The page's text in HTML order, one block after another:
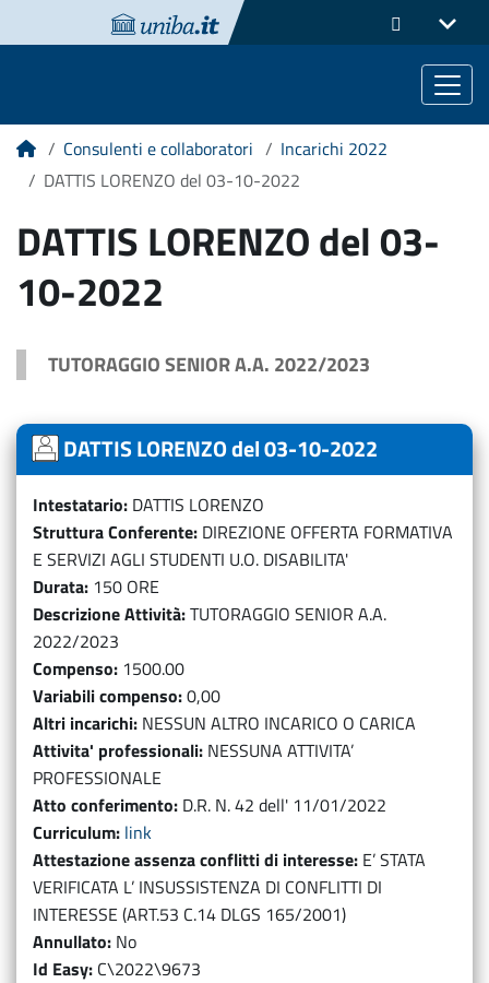
HomeConsulenti e collaboratori
Incarichi 2022
DATTIS LORENZO del 03-10-2022
DATTIS LORENZO del 03-
10-2022
TUTORAGGIO SENIOR A.A. 2022/2023
DATTIS LORENZO del 03-10-2022
Intestatario DATTIS LORENZO
Struttura Conferente DIREZIONE OFFERTA FORMATIVA
E SERVIZI AGLI STUDENTI U.O. DISABILITA'
Durata 150 ORE
Descrizione Attività TUTORAGGIO SENIOR A.A.
2022/2023
Compenso 1500.00
Variabili compenso 0,00
Altri incarichi NESSUN ALTRO INCARICO O CARICA
Attivita' professionali NESSUNA ATTIVITA’
PROFESSIONALE
Atto conferimento D.R. N. 42 dell' 11/01/2022
Curriculum link
Attestazione assenza conflitti di interesse E’ STATA
VERIFICATA L’ INSUSSISTENZA DI CONFLITTI DI
INTERESSE (ART.53 C.14 DLGS 165/2001)
Annullato No
Id Easy C\2022\9673